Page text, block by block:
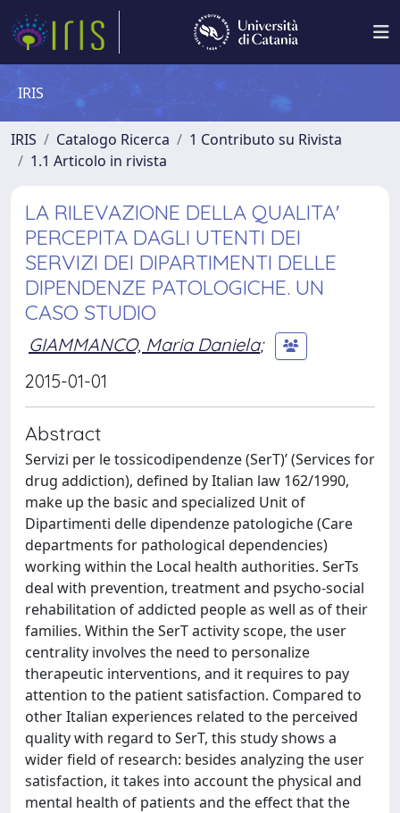
IRIS
IRIS Catalogo Ricerca
1 Contributo su Rivista
1.1 Articolo in rivista
LA RILEVAZIONE DELLA QUALITA'
PERCEPITA DAGLI UTENTI DEI
SERVIZI DEI DIPARTIMENTI DELLE
DIPENDENZE PATOLOGICHE. UN
CASO STUDIO
GIAMMANCO, Maria Daniela;
2015-01-01
Abstract
Servizi per le tossicodipendenze (SerT)’ (Services for
drug addiction), defined by Italian law 162/1990,
make up the basic and specialized Unit of
Dipartimenti delle dipendenze patologiche (Care
departments for pathological dependencies)
working within the Local health authorities. SerTs
deal with prevention, treatment and psycho-social
rehabilitation of addicted people as well as of their
families. Within the SerT activity scope, the user
centrality involves the need to personalize
therapeutic interventions, and it requires to pay
attention to the patient satisfaction. Compared to
other Italian experiences related to the perceived
quality with regard to SerT, this study shows a
wider field of research: besides analyzing the user
satisfaction, it takes into account the physical and
mental health of patients and the effect that the